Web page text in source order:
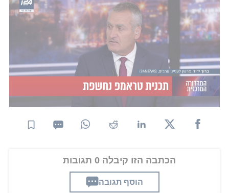
הוא התייחס גם למלחמת רוסיה-אוקראינה, כשאמר
שלאוקראינה יש "סיכוי להשיג את כל האדמה שלה
חזרה". עוד יצא נגד נשיא רוסיה ולדימיר פוטין כשאמר
כי "אני מאוד לא מרוצה ממה שפוטין עושה, הוא הורג
אנשים ללא סיבה. המצב שלהם לא טוב ביחס לכל מה
שהם עשו, הכלכלה שלהם במצב רע מאוד וזה גם רע
מאוד למוניטין של רוסיה. הם זכו במעט מאוד שטח,
באיזורים מסוימים הם גם הפסידו שטח".
הכתבה הזו קיבלה 0 תגובות
הוסף תגובה